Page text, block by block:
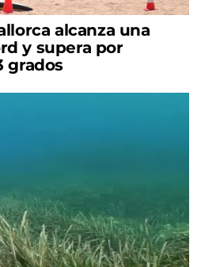
alcanza una
y supera por
grados